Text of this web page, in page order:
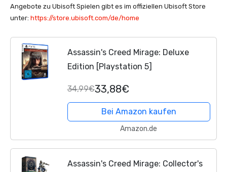
Angebote zu Ubisoft Spielen gibt es im offiziellen Ubisoft Store
unter: https://store.ubisoft.com/de/home
Assassin's Creed Mirage: Deluxe
Edition [Playstation 5]
34,99€33,88€
Bei Amazon kaufen
Amazon.de
Assassin's Creed Mirage: Collector's